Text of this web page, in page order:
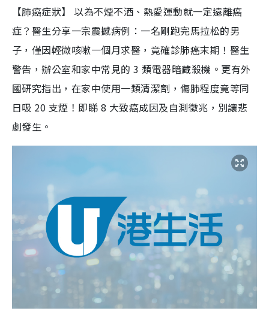
【肺癌症狀】 以為不煙不酒、熱愛運動就一定遠離癌
症？醫生分享一宗震撼病例：一名剛跑完馬拉松的男
子，僅因輕微咳嗽一個月求醫，竟確診肺癌末期！醫生
警告，辦公室和家中常見的 3 類電器暗藏殺機。更有外
國研究指出，在家中使用一類清潔劑，傷肺程度竟等同
日吸 20 支煙！即睇 8 大致癌成因及自測徵兆，別讓悲
劇發生。